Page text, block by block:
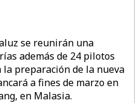
se reunirán una
además de 24 pilotos
preparación de la nueva
a fines de marzo en
en Malasia.